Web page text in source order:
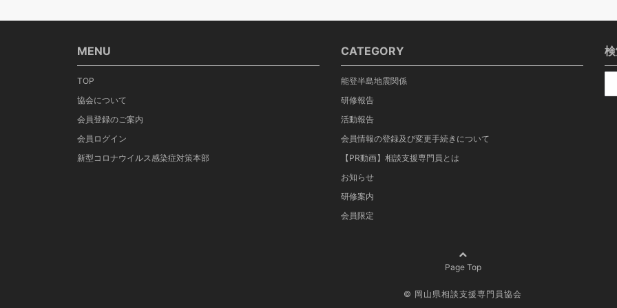
MENU
TOP
協会について
会員登録のご案内
会員ログイン
新型コロナウイルス感染症対策本部
CATEGORY
能登半島地震関係
研修報告
活動報告
会員情報の登録及び変更手続きについて
【PR動画】相談支援専門員とは
お知らせ
研修案内
会員限定
Page Top
© 岡山県相談支援専門員協会